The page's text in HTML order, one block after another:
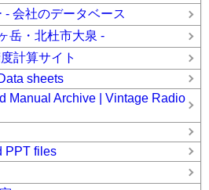
- 会社のデータベース
岳・北杜市大泉 -
計算サイト
sheets
Manual Archive | Vintage Radio
PPT files